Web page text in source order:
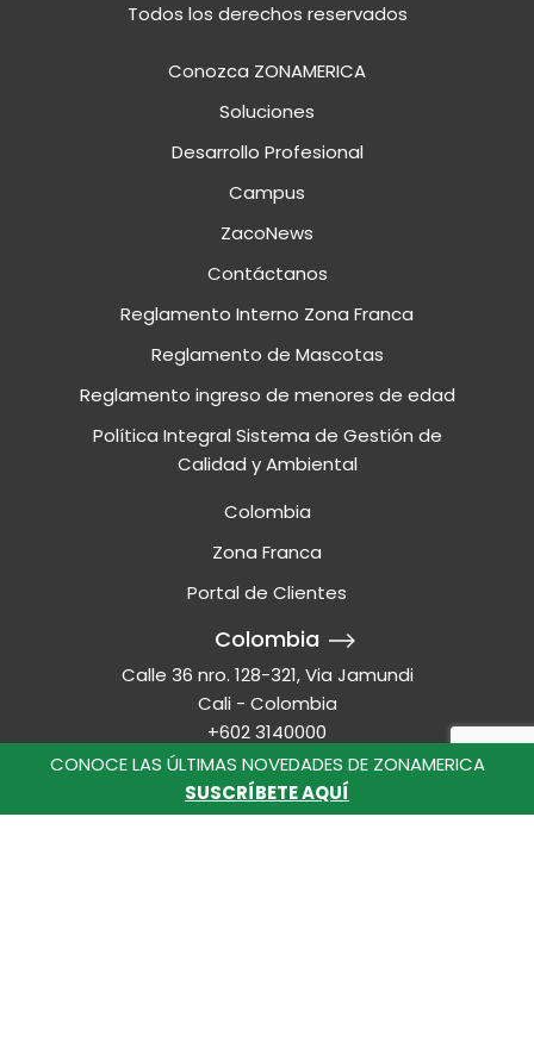
CONOCE LAS ÚLTIMAS NOVEDADES DE ZONAMERICA
SUSCRÍBETE AQUÍ
Todos los derechos reservados
Conozca ZONAMERICA
Soluciones
Desarrollo Profesional
Campus
ZacoNews
Contáctanos
Reglamento Interno Zona Franca
Reglamento de Mascotas
Reglamento ingreso de menores de edad
Política Integral Sistema de Gestión de
Calidad y Ambiental
Colombia
Zona Franca
Portal de Clientes
Colombia
Calle 36 nro. 128-321, Via Jamundi
Cali - Colombia
+602 3140000
Uruguay